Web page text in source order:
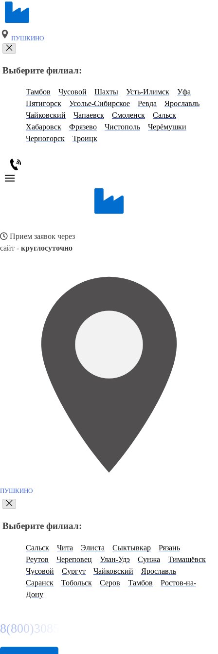
ПУШКИНО
Выберите филиал:
Тамбов Чусовой Шахты Усть-Илимск
Уфа
Пятигорск
Усолье-Сибирское Ревда
Ярославль
Чайковский
Чапаевск Смоленск
Сальск
Хабаровск
Фрязево Чистополь
Черёмушки
Черногорск
Троицк
Прием заявок через
сайт - круглосуточно
ПУШКИНО
Выберите филиал:
Сальск Чита Элиста Сыктывкар
Рязань
Реутов
Череповец Улан-Удэ Сунжа
Тимашёвск
Чусовой
Сургут Чайковский
Ярославль
Саранск
Тобольск Серов Тамбов
Ростов-на-
Дону
8(800)3085303